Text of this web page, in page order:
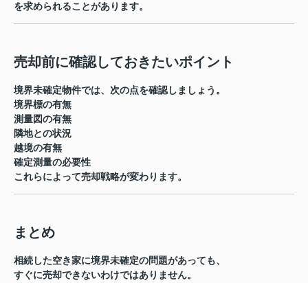
を求められることがあります。
売却前に確認しておきたいポイント
境界未確定物件では、次の点を確認しましょう。
境界標の有無
測量図の有無
隣地との状況
越境の有無
確定測量の必要性
これらによって売却戦略が変わります。
まとめ
相続した空き家に境界未確定の問題があっても、
すぐに売却できないわけではありません。